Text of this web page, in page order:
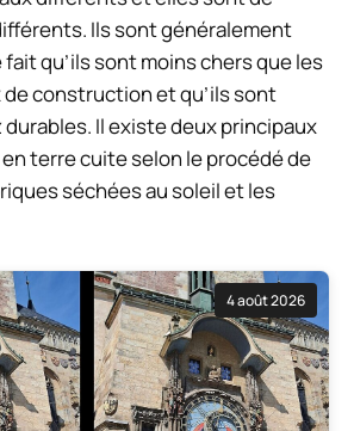
Ils sont généralement
qu’ils sont moins chers que les
construction et qu’ils sont
Il existe deux principaux
terre cuite selon le procédé de
séchées au soleil et les
4 août 2026